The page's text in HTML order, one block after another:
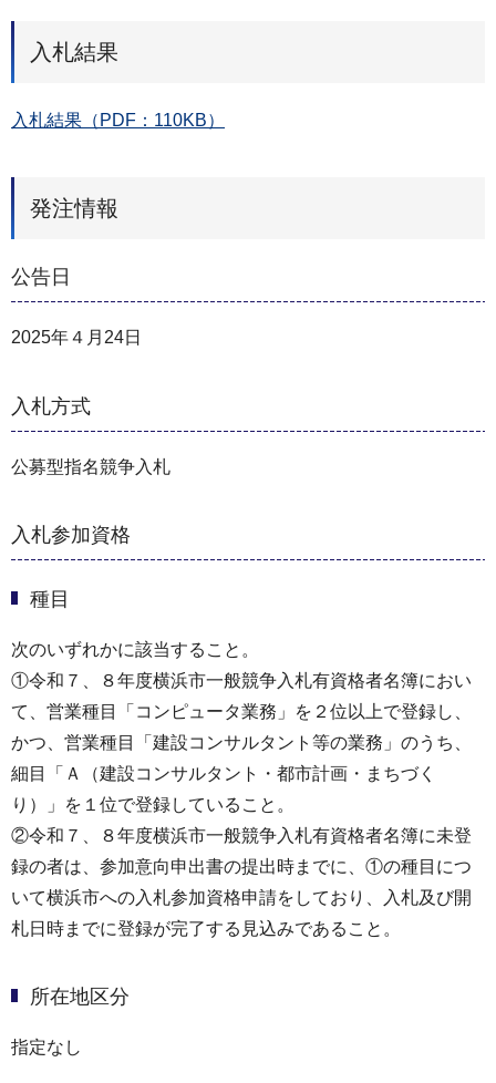
入札結果
入札結果（PDF：110KB）
発注情報
公告日
2025年４月24日
入札方式
公募型指名競争入札
入札参加資格
種目
次のいずれかに該当すること。
①令和７、８年度横浜市一般競争入札有資格者名簿におい
て、営業種目「コンピュータ業務」を２位以上で登録し、
かつ、営業種目「建設コンサルタント等の業務」のうち、
細目「Ａ（建設コンサルタント・都市計画・まちづく
り）」を１位で登録していること。
②令和７、８年度横浜市一般競争入札有資格者名簿に未登
録の者は、参加意向申出書の提出時までに、①の種目につ
いて横浜市への入札参加資格申請をしており、入札及び開
札日時までに登録が完了する見込みであること。
所在地区分
指定なし